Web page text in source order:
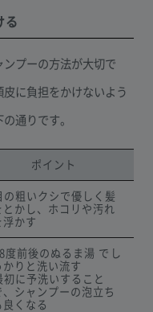
る
プーの方法が大切で
に負担をかけないよう
通りです。
ポイント
の粗いクシで優しく髪
とかし、ホコリや汚れ
浮かす
度前後のぬるま湯 でし
かりと洗い流す
初に予洗いすること
、シャンプーの泡立ち
良くなる